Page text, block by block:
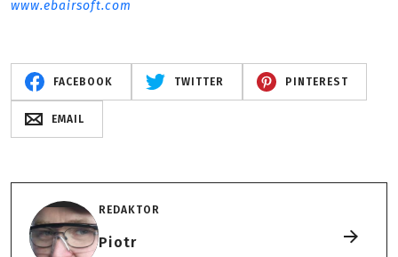
www.ebairsoft.com
FACEBOOK TWITTER PINTEREST
EMAIL
REDAKTOR
Piotr